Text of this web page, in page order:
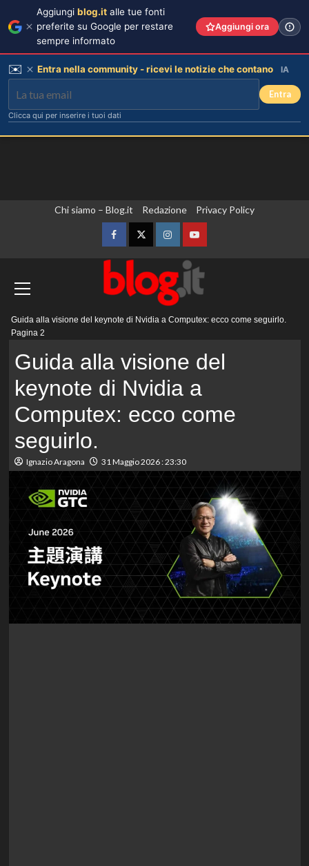
Chi siamo – Blog.it Redazione Privacy Policy
FacebookTwitterInstagramYouTube
principale
Guida alla visione del keynote di Nvidia a Computex: ecco come seguirlo.
Pagina 2
Guida alla visione del
keynote di Nvidia a
Computex: ecco come
seguirlo.
Ignazio Aragona 31 Maggio 2026 : 23:30
Aggiungi blog.it alle tue fonti
preferite su Google per restare
sempre informato
Aggiungi ora
✉️ Entra nella community - ricevi le notizie che contano IA
Entra
Clicca qui per inserire i tuoi dati